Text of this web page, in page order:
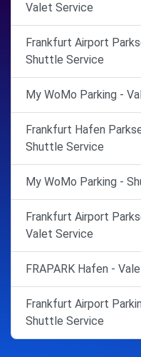
Valet Service
Frankfurt Airport
Shuttle Service
My WoMo Parking -
Frankfurt Hafen
Shuttle Service
My WoMo Parking -
Frankfurt Airport
Valet Service
FRAPARK Hafen -
Frankfurt Airport
Shuttle Service